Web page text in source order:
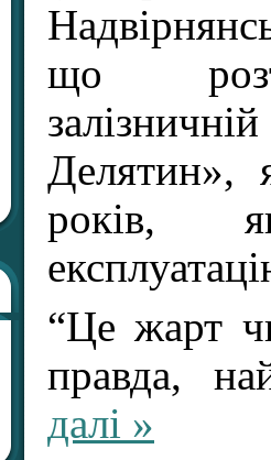
що
Делятин»,
років,
“Це жарт
правда,
далі »